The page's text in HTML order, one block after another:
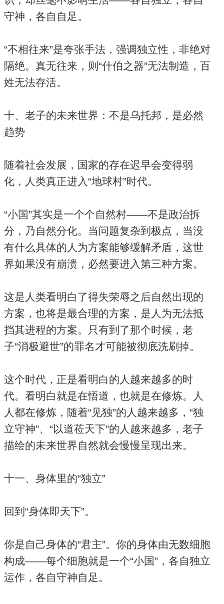
守神，各自自足。
“不相往来”是夸张手法，强调独立性，非绝对
隔绝。真无往来，则“什伯之器”无法制造，百
姓无法存活。
十、老子的未来世界：不是乌托邦，是必然
趋势
随着社会发展，国家的存在迟早会变得弱
化，人类真正进入“地球村”时代。
“小国”其实是一个个自然村——不是政治拆
分，乃自然分化。当问题复杂到极点，当没
有什么具体的人为方案能够缓解矛盾，这世
界如果没有崩溃，必然要进入第三种方案。
这是人类看明白了得失荣辱之后自然出现的
方案，也将是最合理的方案，是人为无法抵
挡其进程的方案。只有到了那个时候，老
子“消极避世”的罪名才可能被彻底洗刷掉。
这个时代，正是看明白的人越来越多的时
代。看明白就是在悟道，也就是在修炼。人
人都在修炼，随着“见独”的人越来越多，“独
立守神”、“以道莅天下”的人越来越多，老子
描绘的未来世界自然就会慢慢呈现出来。
十一、身体里的“独立”
回到“身体即天下”。
你是自己身体的“君主”。你的身体由无数细胞
构成——每个细胞就是一个“小国”，各自独立
运作，各自守神自足。